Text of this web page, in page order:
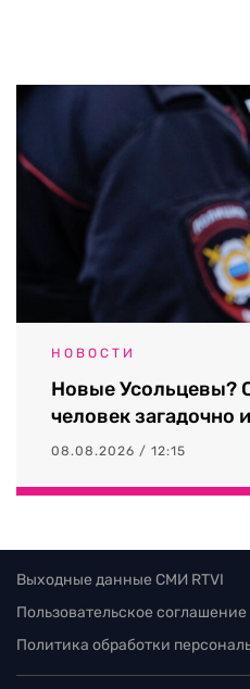
НОВОСТИ
Новые Усольцевы?
человек загадочно
08.08.2026 / 12:15
Выходные данные СМИ RTVI
Пользовательское соглашение
Политика обработки